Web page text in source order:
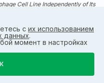
Cell Line Independently of Its
2017; 8: 1239.
al. Glutathione and infection //
1830, Issue 5, P. 3329–3349.
et al. Glutathione inhibits HIV
virus life cycle // AIDS Res Hum
с их использованием
данных.
момент в настройках